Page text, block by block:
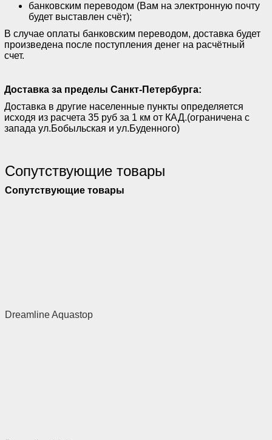
банковским переводом (Вам на электронную почту
будет выставлен счёт);
В случае оплаты банковским переводом, доставка будет
произведена после поступления денег на расчётный
счет.
Доставка за пределы Санкт-Петербурга:
Доставка в другие населенные пункты определяется
исходя из расчета 35 руб за 1 км от КАД.(ограничена с
запада ул.Бобыльская и ул.Буденного)
Сопутствующие товары
Сопутствующие товары
Dreamline Aquastop